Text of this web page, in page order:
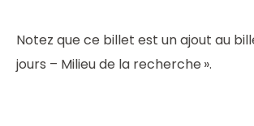
Notez que ce billet est un ajout au
jours – Milieu de la recherche ».